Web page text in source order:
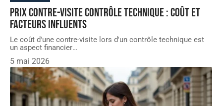
Prix contre-visite contrôle technique : coût et
facteurs influents
Le coût d'une contre-visite lors d'un contrôle technique est
un aspect financier…
5 mai 2026